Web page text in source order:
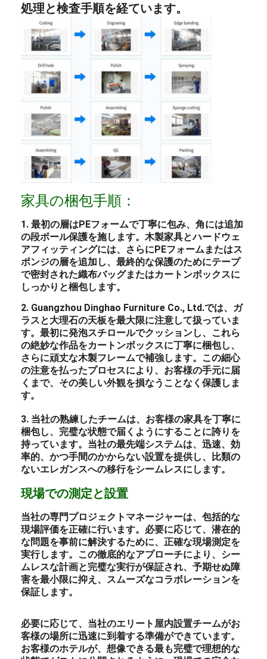
処理と検査手順を経ています。
家具の梱包手順：
1. 最初の層はPEフォームで丁寧に包み、角には追加
の段ボール保護を施します。木製家具とハードウェ
アフィッティングには、さらにPEフォームまたはス
ポンジの層を追加し、最終的な保護のためにテープ
で密封された織布バッグまたはカートンボックスに
しっかりと梱包します。
2. Guangzhou Dinghao Furniture Co., Ltd.では、ガ
ラスと大理石の天板を最大限に注意して扱っていま
す。最初に発泡スチロールでクッションし、これら
の絶妙な作品をカートンボックスに丁寧に梱包し、
さらに頑丈な木製フレームで補強します。この細心
の注意を払ったプロセスにより、お客様の手元に届
くまで、その美しい外観を損なうことなく保護しま
す。
3. 当社の熟練したチームは、お客様の家具を丁寧に
梱包し、完璧な状態で届くようにすることに誇りを
持っています。当社の最先端システムは、迅速、効
率的、かつ手間のかからない設置を提供し、比類の
ないエレガンスへの移行をシームレスにします。
現場での測定と設置
当社の専門プロジェクトマネージャーは、包括的な
現場評価を正確に行います。必要に応じて、潜在的
な問題を事前に解決するために、正確な現場測定を
実行します。この徹底的なアプローチにより、シー
ムレスな計画と完璧な実行が保証され、予期せぬ障
害を最小限に抑え、スムーズなコラボレーションを
保証します。
必要に応じて、当社のエリート屋内設置チームがお
客様の場所に迅速に到着する準備ができています。
お客様のホテルが、想像できる最も完璧で理想的な